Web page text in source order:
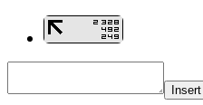
Insert